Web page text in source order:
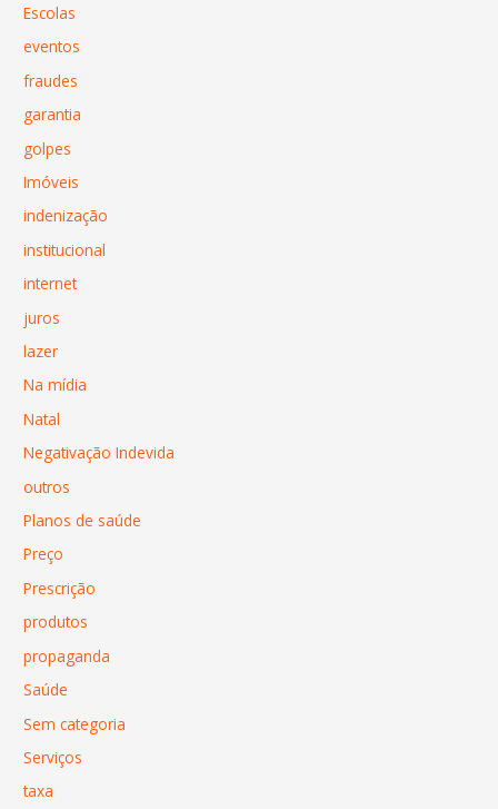
Escolas
eventos
fraudes
garantia
golpes
Imóveis
indenização
institucional
internet
juros
lazer
Na mídia
Natal
Negativação Indevida
outros
Planos de saúde
Preço
Prescrição
produtos
propaganda
Saúde
Sem categoria
Serviços
taxa